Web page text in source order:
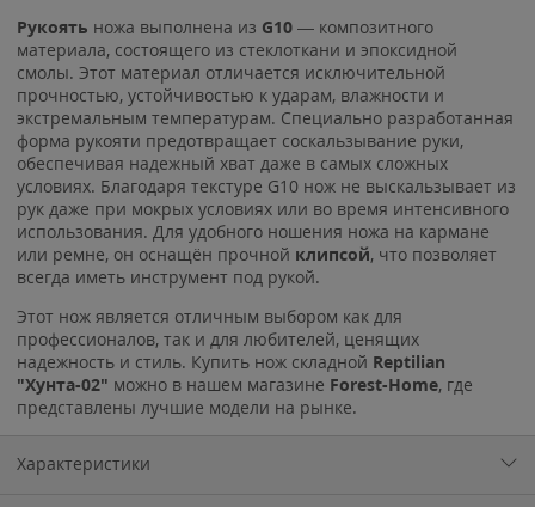
Рукоять ножа выполнена из G10 — композитного
материала, состоящего из стеклоткани и эпоксидной
смолы. Этот материал отличается исключительной
прочностью, устойчивостью к ударам, влажности и
экстремальным температурам. Специально разработанная
форма рукояти предотвращает соскальзывание руки,
обеспечивая надежный хват даже в самых сложных
условиях. Благодаря текстуре G10 нож не выскальзывает из
рук даже при мокрых условиях или во время интенсивного
использования. Для удобного ношения ножа на кармане
или ремне, он оснащён прочной клипсой, что позволяет
всегда иметь инструмент под рукой.
Этот нож является отличным выбором как для
профессионалов, так и для любителей, ценящих
надежность и стиль. Купить нож складной Reptilian
"Хунта-02" можно в нашем магазине Forest-Home, где
представлены лучшие модели на рынке.
Характеристики